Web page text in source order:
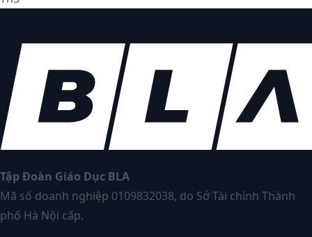
Tập Đoàn Giáo Dục BLA
Mã số doanh nghiệp 0109832038, do Sở Tài chính Thành
phố Hà Nội cấp.